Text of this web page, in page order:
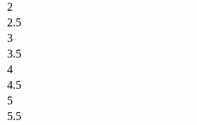
2
2.5
3
3.5
4
4.5
5
5.5